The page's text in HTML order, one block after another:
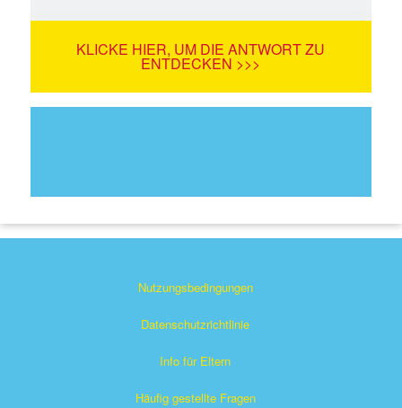
KLICKE HIER, UM DIE ANTWORT ZU
ENTDECKEN >>>
Nutzungsbedingungen
Datenschutzrichtlinie
Info für Eltern
Häufig gestellte Fragen